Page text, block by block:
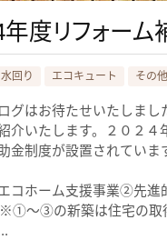
年度リフォーム
水回り エコキュート その他
グはお待たせいたしま
介いたします。２０２
金制度が設置されていま
コホーム支援事業②先進
～③の新築は住宅の取